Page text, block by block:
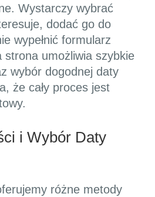
Wystarczy wybrać
dodać go do
wypełnić formularz
strona umożliwia szybkie
wybór dogodnej daty
że cały proces jest
i Wybór Daty
różne metody